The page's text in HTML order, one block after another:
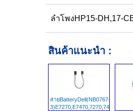
ลำโพงHP15-DH,17-
สินค้าแนะนำ :
สายBatteryDell(NB0767-